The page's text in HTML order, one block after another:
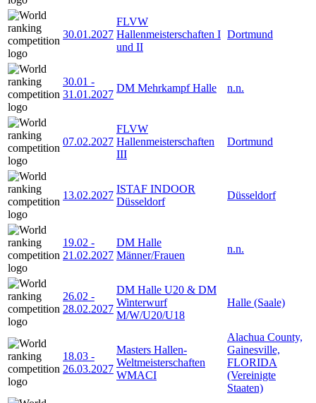
30.01.2027
FLVW
Hallenmeisterschaften I
und II
Dortmund
30.01 -
31.01.2027
DM Mehrkampf Halle n.n.
07.02.2027
FLVW
Hallenmeisterschaften
III
Dortmund
13.02.2027
ISTAF INDOOR
Düsseldorf
Düsseldorf
19.02 -
21.02.2027
DM Halle
Männer/Frauen
n.n.
26.02 -
28.02.2027
DM Halle U20 & DM
Winterwurf
M/W/U20/U18
Halle (Saale)
18.03 -
26.03.2027
Masters Hallen-
Weltmeisterschaften
WMACI
Alachua County,
Gainesville,
FLORIDA
(Vereinigte
Staaten)